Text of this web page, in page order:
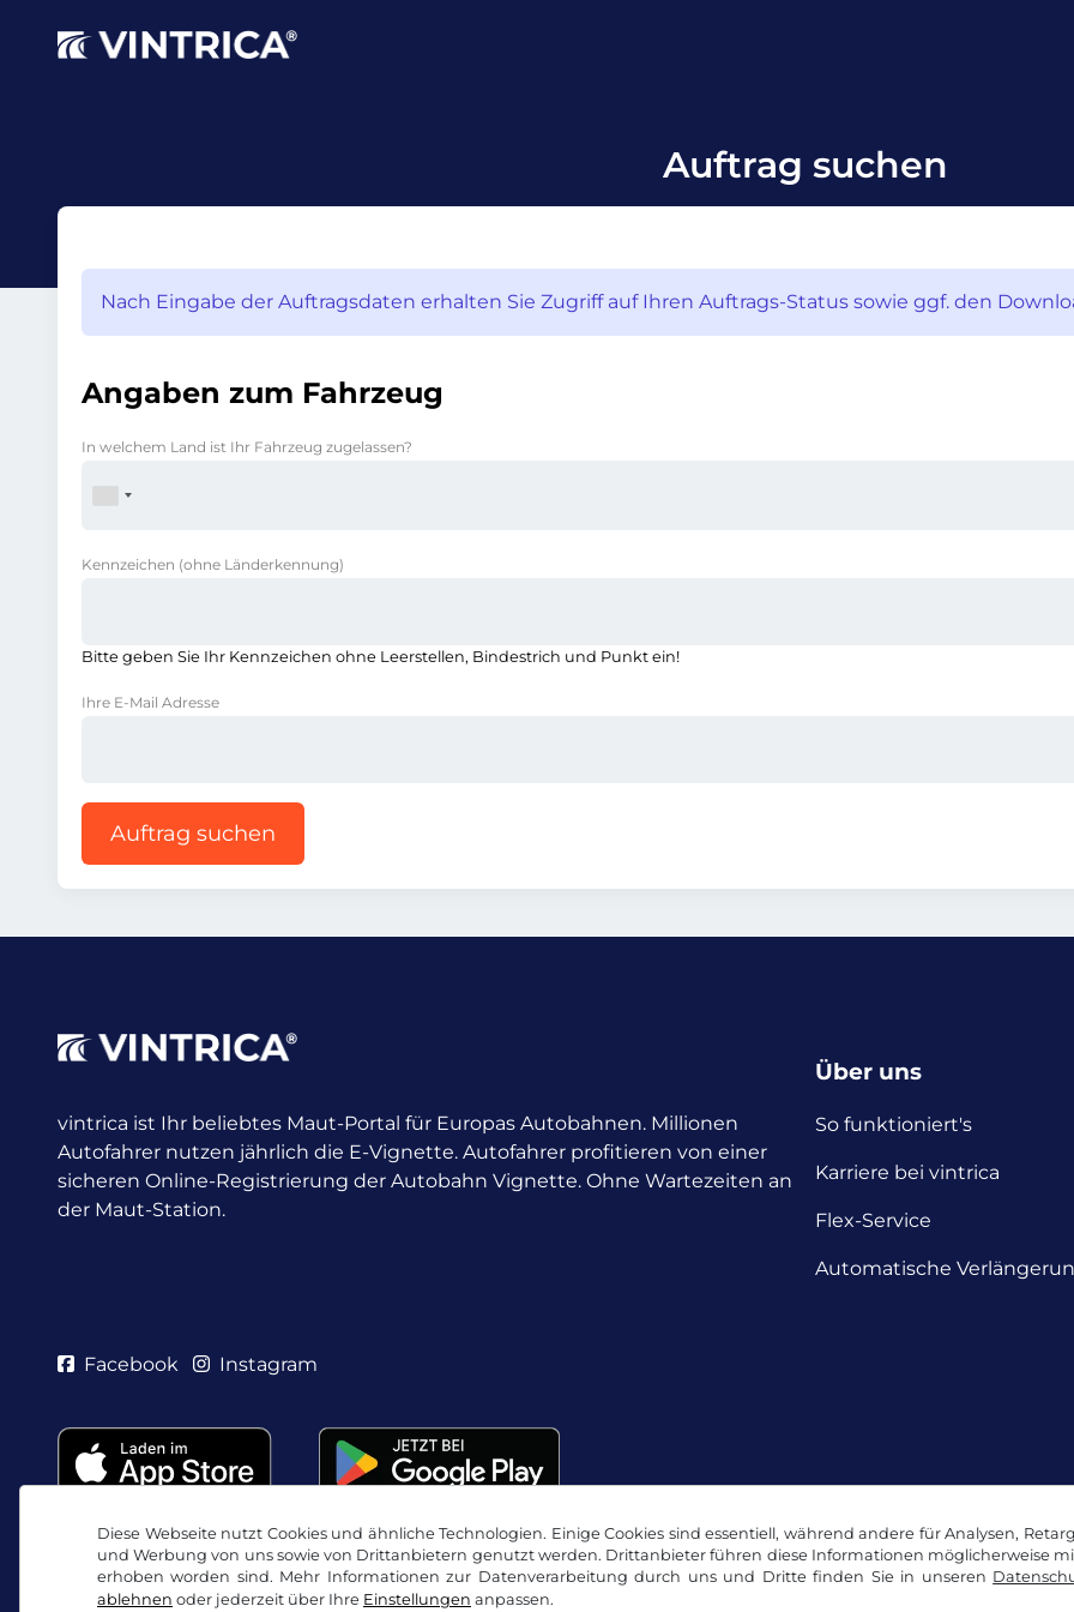
Diese Webseite nutzt Cookies und ähnliche Technologien. Einige Cookies sind essentiell, während andere für Analysen,
und Werbung von uns sowie von Drittanbietern genutzt werden. Drittanbieter führen diese Informationen möglicherweise
erhoben worden sind. Mehr Informationen zur Datenverarbeitung durch uns und Dritte finden Sie in unseren
ablehnen oder jederzeit über Ihre Einstellungen anpassen.
Auftrag suchen
Nach Eingabe der Auftragsdaten erhalten Sie Zugriff auf Ihren Auftrags-Status sowie ggf. den
Angaben zum Fahrzeug
In welchem Land ist Ihr Fahrzeug zugelassen?
Kennzeichen (ohne Länderkennung)
Bitte geben Sie Ihr Kennzeichen ohne Leerstellen, Bindestrich und Punkt ein!
Ihre E-Mail Adresse
Auftrag suchen
vintrica ist Ihr beliebtes Maut-Portal für Europas Autobahnen. Millionen
Autofahrer nutzen jährlich die E-Vignette. Autofahrer profitieren von einer
sicheren Online-Registrierung der Autobahn Vignette. Ohne Wartezeiten an
der Maut-Station.
Über uns
So funktioniert's
Karriere bei vintrica
Flex-Service
Automatische
Facebook Instagram